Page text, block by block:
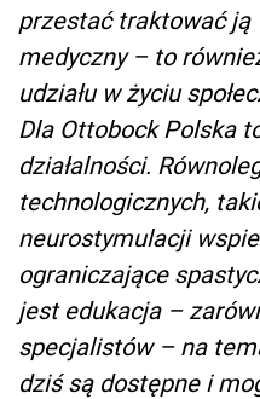
przestać traktować ją
medyczny – to
udziału w życiu
Dla Ottobock Polska
działalności.
technologicznych,
neurostymulacji
ograniczające
jest edukacja –
specjalistów – na
dziś są dostępne i